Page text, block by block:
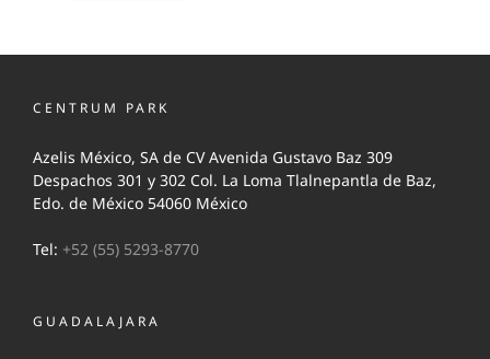
CENTRUM PARK
Azelis México, SA de CV Avenida Gustavo Baz 309
Despachos 301 y 302 Col. La Loma Tlalnepantla de Baz,
Edo. de México 54060 México
Tel: +52 (55) 5293-8770
GUADALAJARA